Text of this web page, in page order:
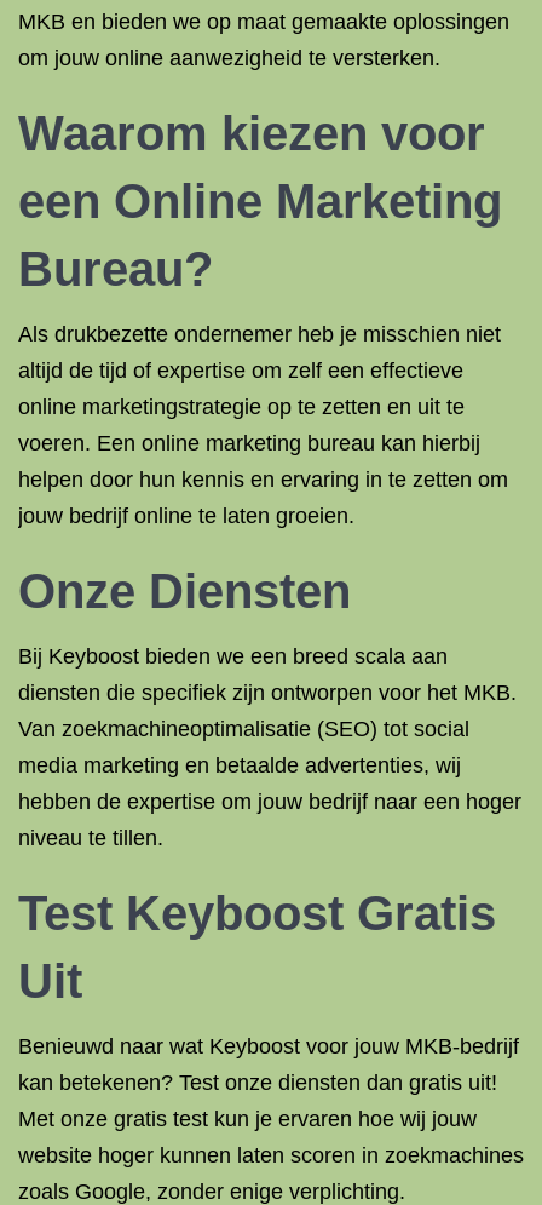
MKB en bieden we op maat gemaakte oplossingen
om jouw online aanwezigheid te versterken.
Waarom kiezen voor
een Online Marketing
Bureau?
Als drukbezette ondernemer heb je misschien niet
altijd de tijd of expertise om zelf een effectieve
online marketingstrategie op te zetten en uit te
voeren. Een online marketing bureau kan hierbij
helpen door hun kennis en ervaring in te zetten om
jouw bedrijf online te laten groeien.
Onze Diensten
Bij Keyboost bieden we een breed scala aan
diensten die specifiek zijn ontworpen voor het MKB.
Van zoekmachineoptimalisatie (SEO) tot social
media marketing en betaalde advertenties, wij
hebben de expertise om jouw bedrijf naar een hoger
niveau te tillen.
Test Keyboost Gratis
Uit
Benieuwd naar wat Keyboost voor jouw MKB-bedrijf
kan betekenen? Test onze diensten dan gratis uit!
Met onze gratis test kun je ervaren hoe wij jouw
website hoger kunnen laten scoren in zoekmachines
zoals Google, zonder enige verplichting.